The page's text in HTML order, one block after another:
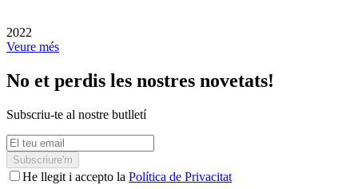
2022
Veure més
No et perdis les nostres novetats!
Subscriu-te al nostre butlletí
Subscriure'm
He llegit i accepto la Política de Privacitat